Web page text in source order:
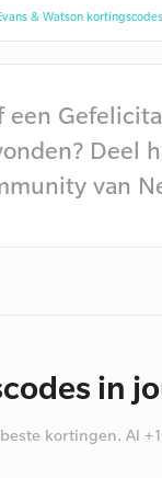
& Watson kortingscodes
een
Deel
van
in
kortingen. Al